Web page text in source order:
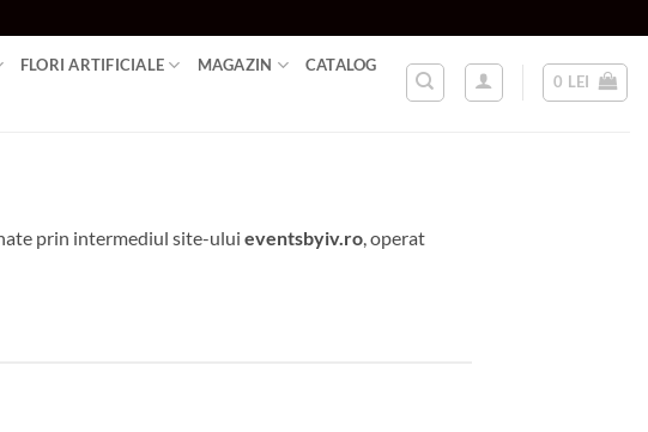
FLORI ARTIFICIALE MAGAZIN CATALOG
0 LEI
prin intermediul site-ului eventsbyiv.ro , operat